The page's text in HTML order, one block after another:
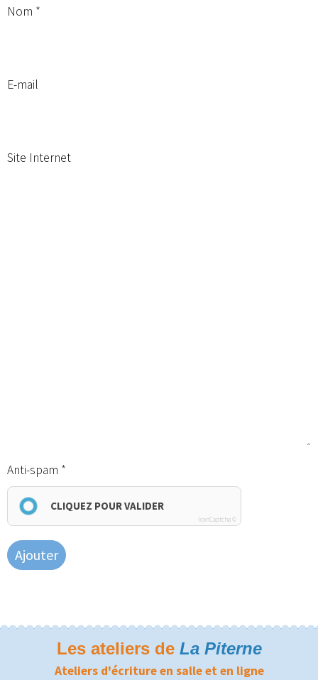
Nom
E-mail
Site Internet
Anti-spam
CLIQUEZ POUR VALIDER
IconCaptcha ©
Ajouter
Les ateliers de La Piterne
Ateliers d'écriture en salle et en ligne